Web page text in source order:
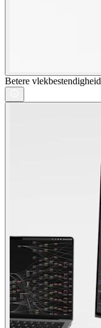
Betere vlekbestendigheid